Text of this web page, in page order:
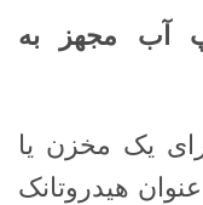
آب مجهز به
یک مخزن یا
هیدروتانک